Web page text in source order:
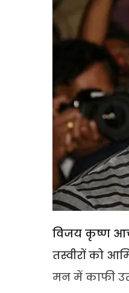
विजय कृष्ण
तस्वीरों को
मन में काफी